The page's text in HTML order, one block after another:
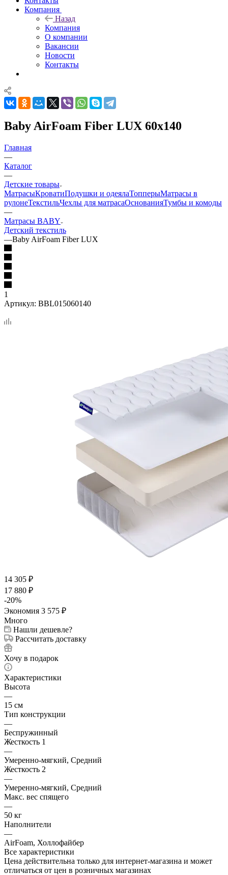
Компания
Назад
Компания
О компании
Вакансии
Новости
Контакты
Baby AirFoam Fiber LUX 60x140
Главная
—
Каталог
—
Детские товары
МатрасыКроватиПодушки и одеялаТопперыМатрасы в
рулонеТекстильЧехлы для матрасаОснованияТумбы и комоды
—
Матрасы BABY
Детский текстиль
—Baby AirFoam Fiber LUX
1
Артикул: BBL015060140
14 305 ₽
17 880 ₽
-20%
Экономия 3 575 ₽
Много
Нашли дешевле?
Рассчитать доставку
Хочу в подарок
Характеристики
Высота
—
15 см
Тип конструкции
—
Беспружинный
Жесткость 1
—
Умеренно-мягкий, Средний
Жесткость 2
—
Умеренно-мягкий, Средний
Макс. вес спящего
—
50 кг
Наполнители
—
AirFoam, Холлофайбер
Все характеристики
Цена действительна только для интернет-магазина и может
отличаться от цен в розничных магазинах